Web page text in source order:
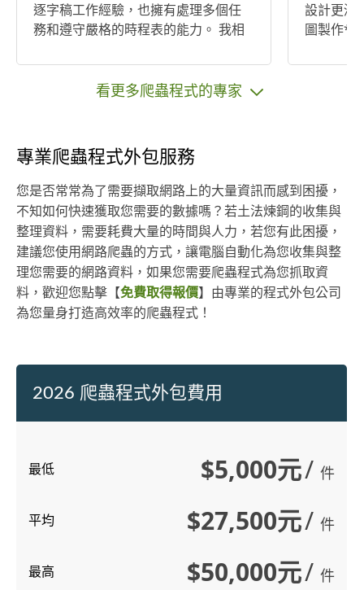
逐字稿工作經驗，也擁有處理多個任
務和遵守嚴格的時程表的能力。 我相
工作，並且我對這個職位充滿熱情和
興趣。 如果您給我這個機會，我會盡
設計更清晰、
圖製作**
書更容易理解。 這些
看更多爬蟲程式的專家
專業爬蟲程式外包服務
您是否常常為了需要擷取網路上的大量資訊而感到困擾，
不知如何快速獲取您需要的數據嗎？若土法煉鋼的收集與
整理資料，需要耗費大量的時間與人力，若您有此困擾，
建議您使用網路爬蟲的方式，讓電腦自動化為您收集與整
理您需要的網路資料，如果您需要爬蟲程式為您抓取資
料，歡迎您點擊【免費取得報價】由專業的程式外包公司
為您量身打造高效率的爬蟲程式！
2026 爬蟲程式外包費用
最低 $5,000元/ 件
平均 $27,500元/ 件
最高 $50,000元/ 件